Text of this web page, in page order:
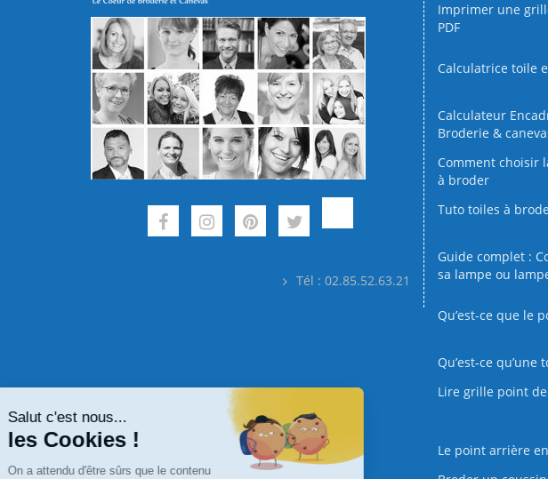
Tél : 02.85.52.63.21
Imprimer une
PDF
Calculatrice toile
Calculateur
Broderie &
Comment choisir
à broder
Tuto toiles à
Guide complet :
sa lampe ou
Qu’est-ce que le
Qu’est‑ce
Lire grille point
Le point arrière